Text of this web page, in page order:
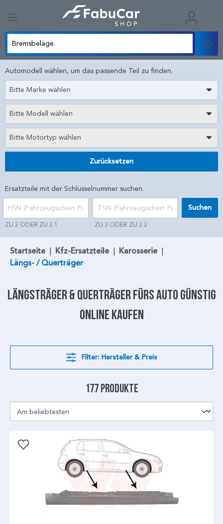
Automodell wählen, um das passende Teil zu finden.
Bitte Marke wählen
Bitte Modell wählen
Bitte Motortyp wählen
Zurücksetzen
Ersatzteile mit der Schlüsselnummer suchen.
ZU 2 ODER ZU 2.1 ZU 3 ODER ZU 2.2
Suchen
Startseite | Kfz-Ersatzteile | Karosserie |
Längs- / Querträger
Längsträger & Querträger fürs Auto günstig
online kaufen
Filter: Hersteller & Preis
177 Produkte